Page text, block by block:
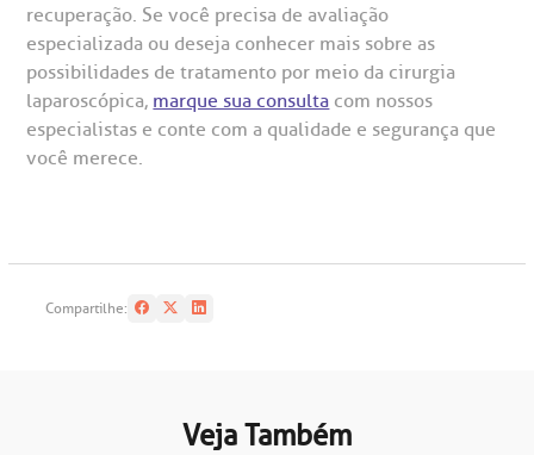
recuperação. Se você precisa de avaliação
especializada ou deseja conhecer mais sobre as
possibilidades de tratamento por meio da cirurgia
laparoscópica, marque sua consulta com nossos
especialistas e conte com a qualidade e segurança que
você merece.
Compartilhe:
Veja Também